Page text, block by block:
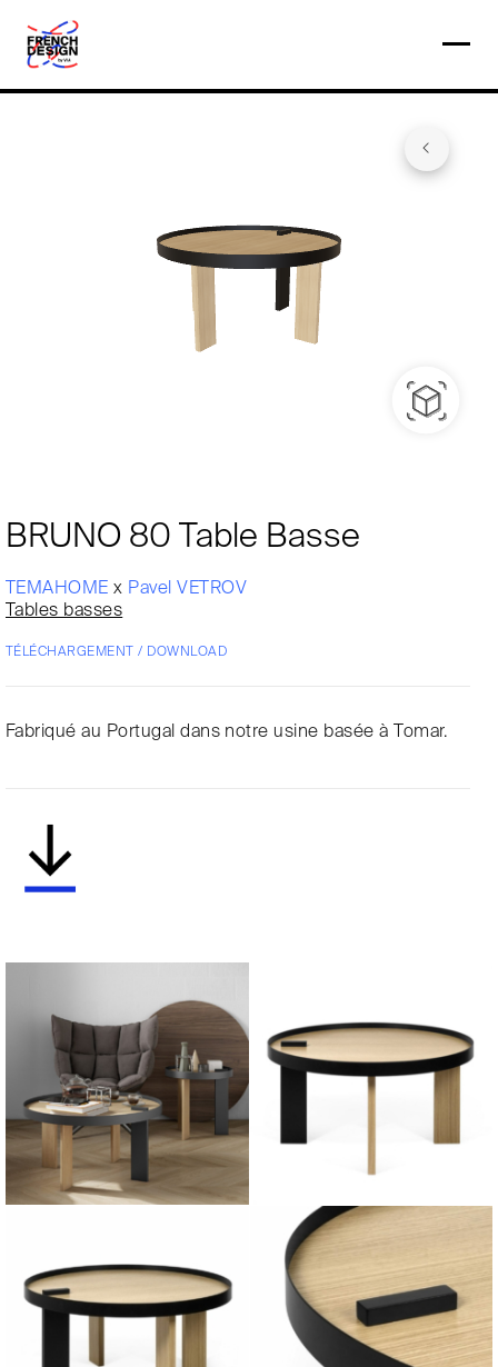
BRUNO 80 Table Basse
TEMAHOMEx Pavel VETROV
Tables basses
TÉLÉCHARGEMENT / DOWNLOAD
Fabriqué au Portugal dans notre usine basée à Tomar.